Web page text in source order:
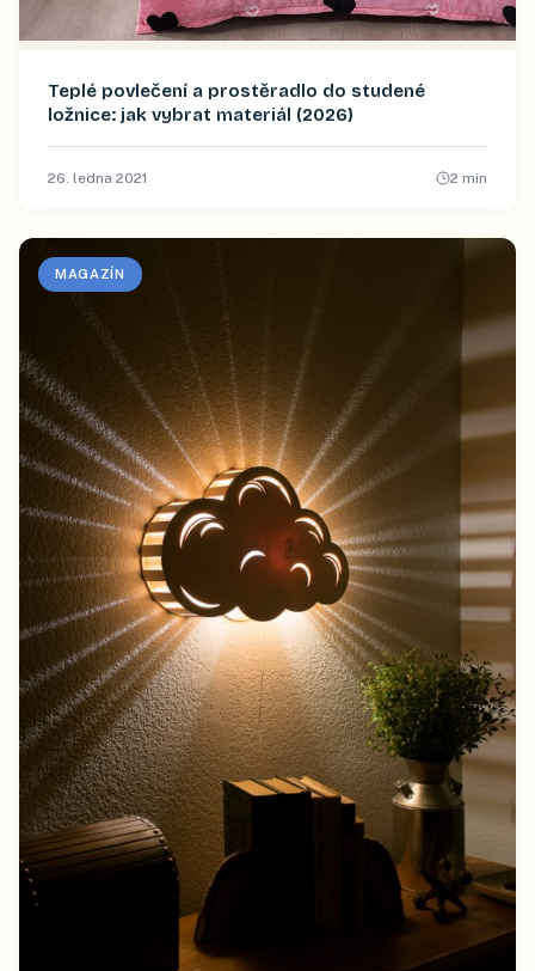
Teplé povlečení a prostěradlo do studené
ložnice: jak vybrat materiál (2026)
26. ledna 2021 2 min
MAGAZÍN